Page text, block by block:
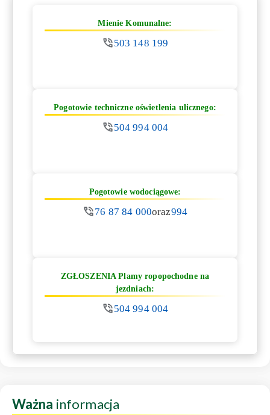
Mienie Komunalne:
503 148 199
Pogotowie techniczne oświetlenia ulicznego:
504 994 004
Pogotowie wodociągowe:
76 87 84 000oraz994
ZGŁOSZENIA Plamy ropopochodne na
jezdniach:
504 994 004
Ważna informacja